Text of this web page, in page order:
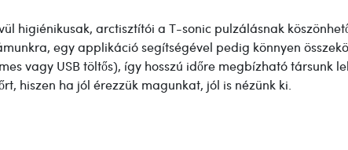
higiénikusak, arctisztítói a T-sonic pulzálásnak
egy applikáció segítségével pedig könnyen
vagy USB töltős), így hosszú időre megbízható társunk
hiszen ha jól érezzük magunkat, jól is nézünk ki.